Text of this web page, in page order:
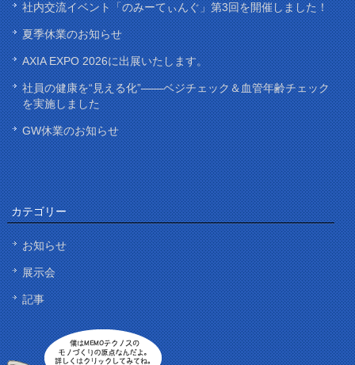
社内交流イベント「のみーてぃんぐ」第3回を開催しました！
夏季休業のお知らせ
AXIA EXPO 2026に出展いたします。
社員の健康を“見える化”——ベジチェック＆血管年齢チェック
を実施しました
GW休業のお知らせ
カテゴリー
お知らせ
展示会
記事